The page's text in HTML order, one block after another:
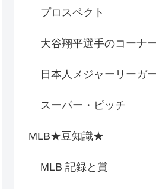
プロスペクト
大谷翔平選手のコーナ
日本人メジャーリーガ
スーパー・ピッチ
MLB★豆知識★
MLB 記録と賞